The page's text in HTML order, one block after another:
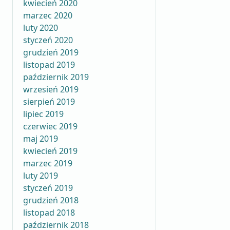
kwiecień 2020
marzec 2020
luty 2020
styczeń 2020
grudzień 2019
listopad 2019
październik 2019
wrzesień 2019
sierpień 2019
lipiec 2019
czerwiec 2019
maj 2019
kwiecień 2019
marzec 2019
luty 2019
styczeń 2019
grudzień 2018
listopad 2018
październik 2018